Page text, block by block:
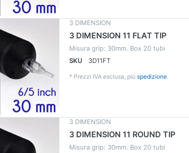
3 DIMENSION
3 DIMENSION 11 FLAT TIP
Misura grip: 30mm. Box 20 tubi
SKU
3D11FT
* Prezzi IVA esclusa, più spedizione.
3 DIMENSION
3 DIMENSION 11 ROUND TIP
Misura grip: 30mm. Box 20 tubi